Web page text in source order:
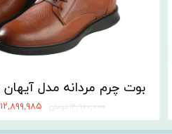
۱۲,۹۰۰,۰۰۰ تومان ۱۲,۸۹۹,۹۸۵ تومان